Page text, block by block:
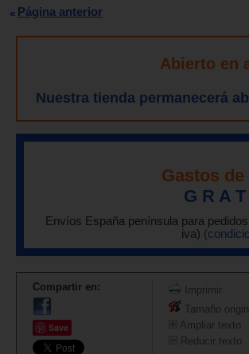
Página anterior
Abierto en
Nuestra tienda permanecerá
Gastos
G R A
Envíos España península para
iva)
Compartir en:
Save
Imprimir
Tamaño
Ampliar texto
Reducir texto